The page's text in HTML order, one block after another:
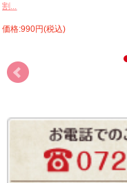
割...
価格:990円(税込)